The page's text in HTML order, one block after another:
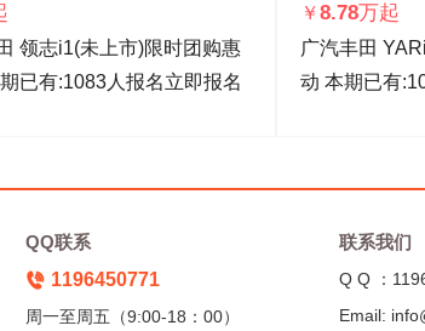
领志i1(未上市)限时团购惠
已有:1083人报名立即报名
￥8.78万起
广汽丰田
动 本期已有:
QQ联系
1196450771
周一至周五（9:00-18：00）
联系我们
Q Q ：
Email: